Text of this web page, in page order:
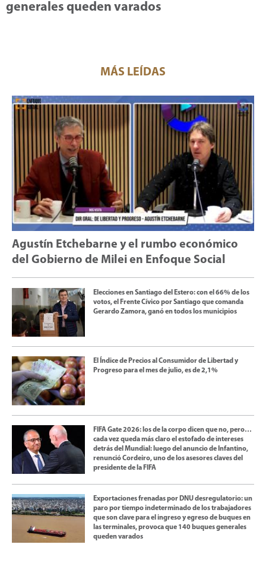
generales queden varados
MÁS LEÍDAS
Agustín Etchebarne y el rumbo económico
del Gobierno de Milei en Enfoque Social
Elecciones en Santiago del Estero: con el 66% de los
votos, el Frente Cívico por Santiago que comanda
Gerardo Zamora, ganó en todos los municipios
El Índice de Precios al Consumidor de Libertad y
Progreso para el mes de julio, es de 2,1%
FIFA Gate 2026: los de la corpo dicen que no, pero…
cada vez queda más claro el estofado de intereses
detrás del Mundial: luego del anuncio de Infantino,
renunció Cordeiro, uno de los asesores claves del
presidente de la FIFA
Exportaciones frenadas por DNU desregulatorio: un
paro por tiempo indeterminado de los trabajadores
que son clave para el ingreso y egreso de buques en
las terminales, provoca que 140 buques generales
queden varados